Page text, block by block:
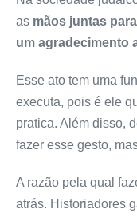
as mãos juntas
um agradecimento
Esse ato tem uma
executa, pois é ele
pratica. Além disso,
fazer esse gesto,
A razão pela qual
atrás. Historiadores